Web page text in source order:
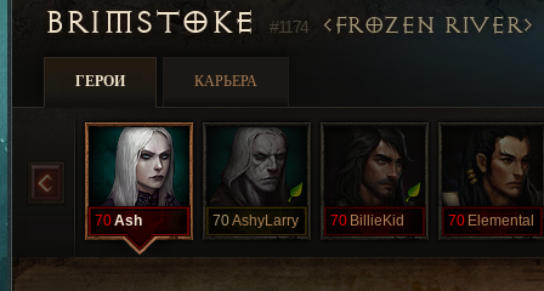
BRIMSTOKE #1174 FROZEN RIVER
ГЕРОИ КАРЬЕРА
70Ash 70AshyLarry 70 BillieKid 70 Elemental